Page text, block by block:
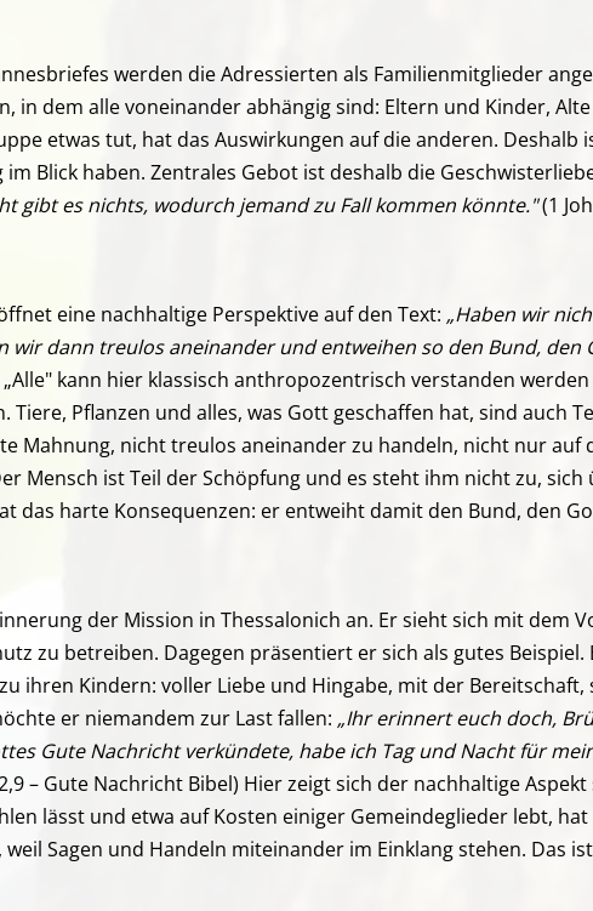
werden die Adressierten als Familienmitglieder
in dem alle voneinander abhängig sind: Eltern und Kinder,
etwas tut, hat das Auswirkungen auf die anderen. Deshalb
Blick haben. Zentrales Gebot ist deshalb die
gibt es nichts, wodurch jemand zu Fall kommen könnte."(1
eine nachhaltige Perspektive auf den Text: „Haben wir
wir dann treulos aneinander und entweihen so den Bund,
„Alle" kann hier klassisch anthropozentrisch verstanden
Tiere, Pflanzen und alles, was Gott geschaffen hat, sind auch
Mahnung, nicht treulos aneinander zu handeln, nicht nur auf
Mensch ist Teil der Schöpfung und es steht ihm nicht zu,
das harte Konsequenzen: er entweiht damit den Bund, den
der Mission in Thessalonich an. Er sieht sich mit dem
zu betreiben. Dagegen präsentiert er sich als gutes
ihren Kindern: voller Liebe und Hingabe, mit der
er niemandem zur Last fallen: „Ihr erinnert euch doch,
Gute Nachricht verkündete, habe ich Tag und Nacht für
– Gute Nachricht Bibel) Hier zeigt sich der nachhaltige
lässt und etwa auf Kosten einiger Gemeindeglieder lebt,
Sagen und Handeln miteinander im Einklang stehen. Das